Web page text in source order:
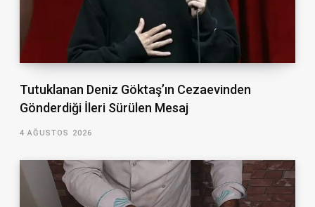
Tutuklanan Deniz Göktaş’ın Cezaevinden
Gönderdiği İleri Sürülen Mesaj
4 AĞUSTOS 2026